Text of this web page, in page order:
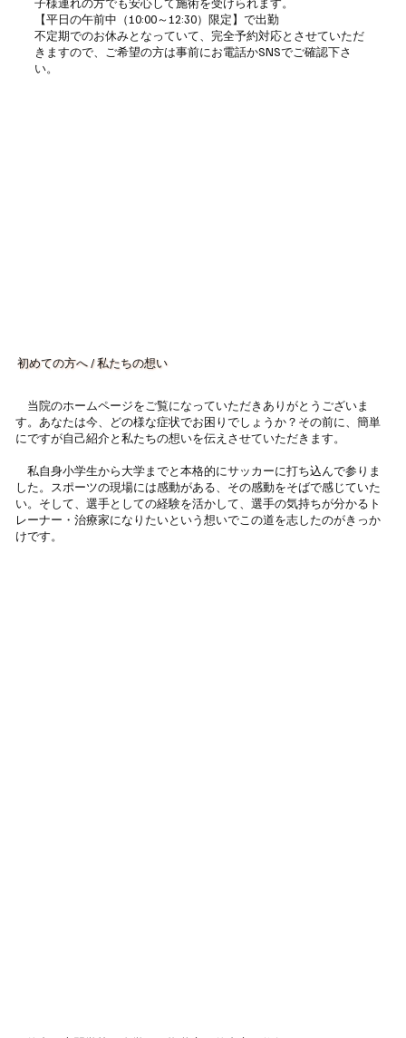
【平日の午前中（10:00～12:30）限定】で出勤
不定期でのお休みとなっていて、完全予約対応とさせていただ
きますので、ご希望の方は事前にお電話かSNSでご確認下さ
い。
​初めての方へ / 私たちの想い
当院のホームページをご覧になっていただきありがとうございま
す。あなたは今、どの様な症状でお困りでしょうか？その前に、簡単
にですが自己紹介と私たちの想いを伝えさせていただきます。
私自身小学生から大学までと本格的にサッカーに打ち込んで参りま
した。スポーツの現場には感動がある、その感動をそばで感じていた
い。そして、選手としての経験を活かして、選手の気持ちが分かるト
レーナー・治療家になりたいという想いでこの道を志したのがきっか
けです。